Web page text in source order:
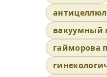
вакуумный
гайморова